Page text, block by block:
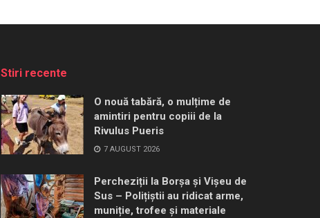
Stiri recente
O nouă tabără, o mulțime de
amintiri pentru copiii de la
Rivulus Pueris
7 AUGUST 2026
Percheziții la Borșa și Vișeu de
Sus – Polițiștii au ridicat arme,
muniție, trofee și materiale